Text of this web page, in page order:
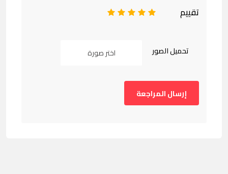
تقييم 5
4
3
2
تحميل الصور اختر صورة